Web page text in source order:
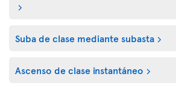
Suba de clase mediante subasta
Ascenso de clase instantáneo